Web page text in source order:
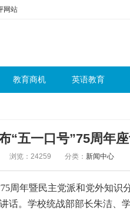
网站
教育商机 英语教育
“五一口号”75周年
浏览：24259 分类：新闻中心
周年暨民主党派和党外知识
话。学校统战部部长朱洁、